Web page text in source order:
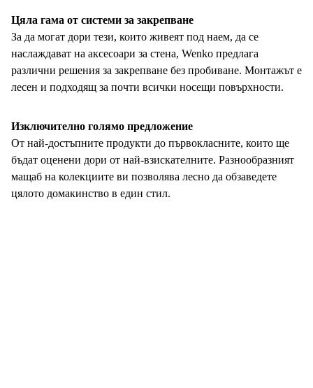
Цяла гама от системи за закрепване
За да могат дори тези, които живеят под наем, да се
наслаждават на аксесоари за стена, Wenko предлага
различни решения за закрепване без пробиване. Монтажът е
лесен и подходящ за почти всички носещи повърхности.
Изключително голямо предложение
От най-достъпните продукти до първокласните, които ще
бъдат оценени дори от най-взискателните. Разнообразният
мащаб на колекциите ви позволява лесно да обзаведете
цялото домакинство в един стил.